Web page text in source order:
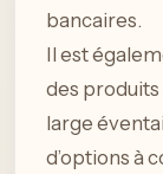
bancaires.
Il est
des
large
d’options à